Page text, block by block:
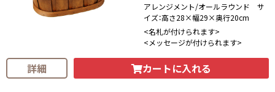
アレンジメント/オールラウンド サ
イズ：高さ28×幅29×奥行20cm
<名札が付けられます>
<メッセージが付けられます>
詳細 カートに入れる